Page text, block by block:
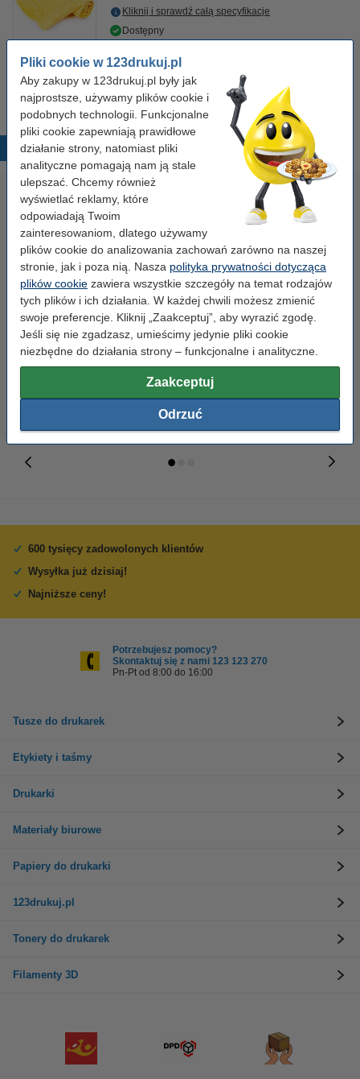
Pliki cookie w 123drukuj.pl
Aby zakupy w 123drukuj.pl były jak
najprostsze, używamy plików cookie i
podobnych technologii. Funkcjonalne
pliki cookie zapewniają prawidłowe
działanie strony, natomiast pliki
analityczne pomagają nam ją stale
ulepszać. Chcemy również
wyświetlać reklamy, które
odpowiadają Twoim
zainteresowaniom, dlatego używamy
plików cookie do analizowania zachowań zarówno na naszej
stronie, jak i poza nią. Nasza polityka prywatności dotycząca
plików cookie zawiera wszystkie szczegóły na temat rodzajów
tych plików i ich działania. W każdej chwili możesz zmienić
swoje preferencje. Kliknij „Zaakceptuj”, aby wyrazić zgodę.
Jeśli się nie zgadzasz, umieścimy jedynie pliki cookie
niezbędne do działania strony – funkcjonalne i analityczne.
Zaakceptuj
Odrzuć
Kliknij i sprawdź całą specyfikacje
Dostępny
7,50 zł
Popularne produkty
Papier ksero A4 80 g/m2 (500
szt.), 123drukuj
23,00 zł z VAT
Papier ksero A4 80 g/m2 (2500
szt.), 123drukuj (5 ryz)
110,00 zł z VAT
600 tysięcy zadowolonych klientów
Wysyłka już dzisiaj!
Najniższe ceny!
Potrzebujesz pomocy?
Skontaktuj się z nami 123 123 270
Pn-Pt od 8:00 do 16:00
Tusze do drukarek
Etykiety i taśmy
Drukarki
Materiały biurowe
Papiery do drukarki
123drukuj.pl
Tonery do drukarek
Filamenty 3D